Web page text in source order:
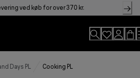
ved køb for over 370 kr.
Days PL Cooking PL